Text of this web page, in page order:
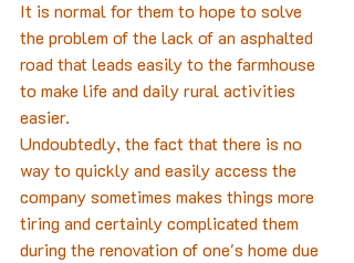
It is normal for them to hope to solve
the problem of the lack of an asphalted
road that leads easily to the farmhouse
to make life and daily rural activities
easier.
Undoubtedly, the fact that there is no
way to quickly and easily access the
company sometimes makes things more
tiring and certainly complicated them
during the renovation of one's home due